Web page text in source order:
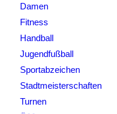
Damen
Fitness
Handball
Jugendfußball
Sportabzeichen
Stadtmeisterschaften
Turnen